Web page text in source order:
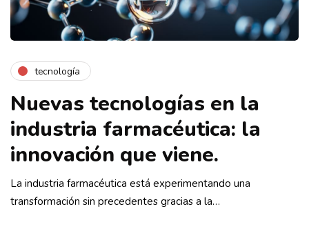
tecnología
Nuevas tecnologías en la
industria farmacéutica: la
innovación que viene.
La industria farmacéutica está experimentando una
transformación sin precedentes gracias a la…